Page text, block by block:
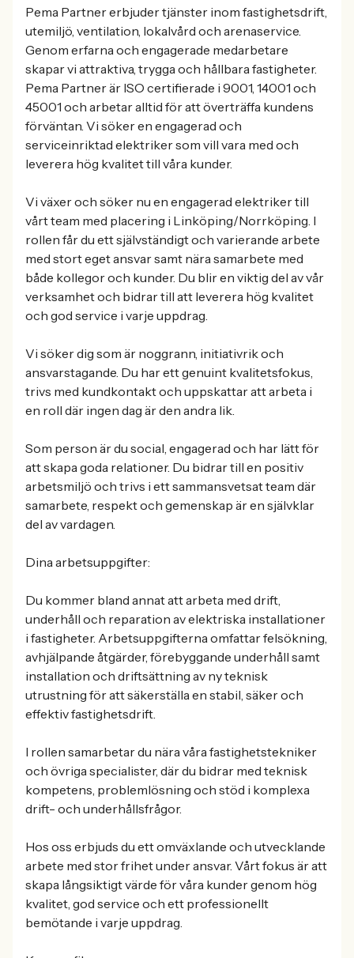
Pema Partner erbjuder tjänster inom fastighetsdrift,
utemiljö, ventilation, lokalvård och arenaservice.
Genom erfarna och engagerade medarbetare
skapar vi attraktiva, trygga och hållbara fastigheter.
Pema Partner är ISO certifierade i 9001, 14001 och
45001 och arbetar alltid för att överträffa kundens
förväntan. Vi söker en engagerad och
serviceinriktad elektriker som vill vara med och
leverera hög kvalitet till våra kunder.
Vi växer och söker nu en engagerad elektriker till
vårt team med placering i Linköping/Norrköping. I
rollen får du ett självständigt och varierande arbete
med stort eget ansvar samt nära samarbete med
både kollegor och kunder. Du blir en viktig del av vår
verksamhet och bidrar till att leverera hög kvalitet
och god service i varje uppdrag.
Vi söker dig som är noggrann, initiativrik och
ansvarstagande. Du har ett genuint kvalitetsfokus,
trivs med kundkontakt och uppskattar att arbeta i
en roll där ingen dag är den andra lik.
Som person är du social, engagerad och har lätt för
att skapa goda relationer. Du bidrar till en positiv
arbetsmiljö och trivs i ett sammansvetsat team där
samarbete, respekt och gemenskap är en självklar
del av vardagen.
Dina arbetsuppgifter:
Du kommer bland annat att arbeta med drift,
underhåll och reparation av elektriska installationer
i fastigheter. Arbetsuppgifterna omfattar felsökning,
avhjälpande åtgärder, förebyggande underhåll samt
installation och driftsättning av ny teknisk
utrustning för att säkerställa en stabil, säker och
effektiv fastighetsdrift.
I rollen samarbetar du nära våra fastighetstekniker
och övriga specialister, där du bidrar med teknisk
kompetens, problemlösning och stöd i komplexa
drift- och underhållsfrågor.
Hos oss erbjuds du ett omväxlande och utvecklande
arbete med stor frihet under ansvar. Vårt fokus är att
skapa långsiktigt värde för våra kunder genom hög
kvalitet, god service och ett professionellt
bemötande i varje uppdrag.